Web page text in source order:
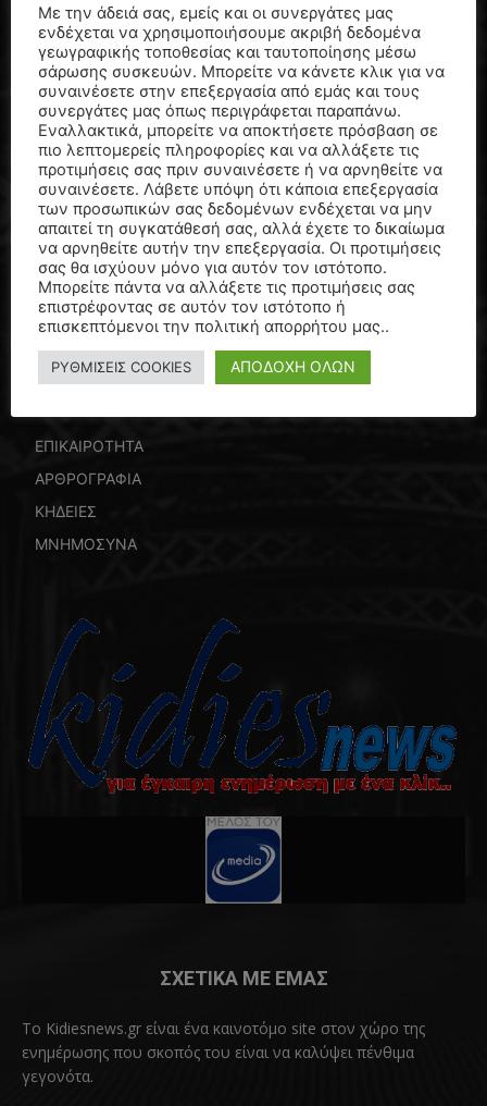
μάνα και γιό…
7 Αυγούστου, 2026
ΑΓΡΙΝΙΟ: πένθος για τον αιφνίδιο θάνατο
του Δημήτρη Καρατσώρη, προπονητή
μπάσκετ…
7 Αυγούστου, 2026
Πέθανε ο Λάκης Χαλκιάς…
3 Αυγούστου, 2026
ΒΡΕΙΤΕ ΕΔΩ
ΕΠΙΚΑΙΡΟΤΗΤΑ
ΑΡΘΡΟΓΡΑΦΙΑ
ΚΗΔΕΙΕΣ
ΜΝΗΜΟΣΥΝΑ
ΣΧΕΤΙΚΑ ΜΕ ΕΜΑΣ
Το Kidiesnews.gr είναι ένα καινοτόμο site στον χώρο της
ενημέρωσης που σκοπός του είναι να καλύψει πένθιμα
γεγονότα.
Με την άδειά σας, εμείς και οι συνεργάτες μας
ενδέχεται να χρησιμοποιήσουμε ακριβή δεδομένα
γεωγραφικής τοποθεσίας και ταυτοποίησης μέσω
σάρωσης συσκευών. Μπορείτε να κάνετε κλικ για να
συναινέσετε στην επεξεργασία από εμάς και τους
συνεργάτες μας όπως περιγράφεται παραπάνω.
Εναλλακτικά, μπορείτε να αποκτήσετε πρόσβαση σε
πιο λεπτομερείς πληροφορίες και να αλλάξετε τις
προτιμήσεις σας πριν συναινέσετε ή να αρνηθείτε να
συναινέσετε. Λάβετε υπόψη ότι κάποια επεξεργασία
των προσωπικών σας δεδομένων ενδέχεται να μην
απαιτεί τη συγκατάθεσή σας, αλλά έχετε το δικαίωμα
να αρνηθείτε αυτήν την επεξεργασία. Οι προτιμήσεις
σας θα ισχύουν μόνο για αυτόν τον ιστότοπο.
Μπορείτε πάντα να αλλάξετε τις προτιμήσεις σας
επιστρέφοντας σε αυτόν τον ιστότοπο ή
επισκεπτόμενοι την πολιτική απορρήτου μας..
ΡΥΘΜΙΣΕΙΣ COOKIES ΑΠΟΔΟΧΗ ΟΛΩΝ